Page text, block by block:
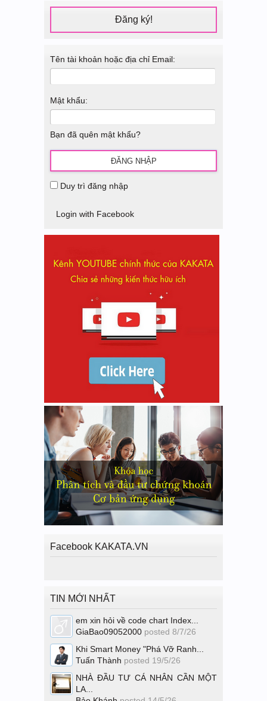
Đăng ký!
Tên tài khoản hoặc địa chỉ Email:
Mật khẩu:
Bạn đã quên mật khẩu?
Duy trì đăng nhập
Login with Facebook
Facebook KAKATA.VN
TIN MỚI NHẤT
em xin hỏi về code chart Index...
GiaBao09052000 posted 8/7/26
Khi Smart Money "Phá Vỡ Ranh...
Tuấn Thành posted 19/5/26
NHÀ ĐẦU TƯ CÁ NHÂN CẦN MỘT
LA...